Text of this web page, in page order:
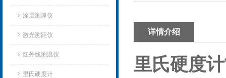
涂层测厚仪
激光测距仪
红外线测温仪
里氏硬度计
详情介绍
里氏硬度